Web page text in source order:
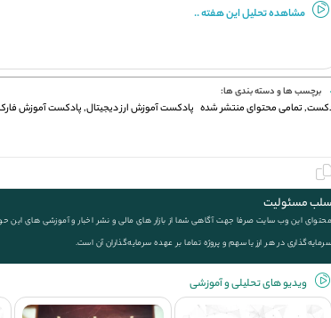
مشاهده تحلیل این هفته ..
برچسب ها و دسته بندی ها:
,تمامی محتوای منتشر شده پادکست آموزش ارز دیجیتال,پادکست آموزش
سلب مسئولیت
محتوای این وب سایت صرفا جهت آگاهی شما از بازار های مالی و نشر اخبار و آموزشی های این
سرمایه‌گذاری در هر ارز یا سهم و پروژه تماما بر عهده سرمایه‌گذاران آن است.
ویديو های تحلیلی و آموزشی